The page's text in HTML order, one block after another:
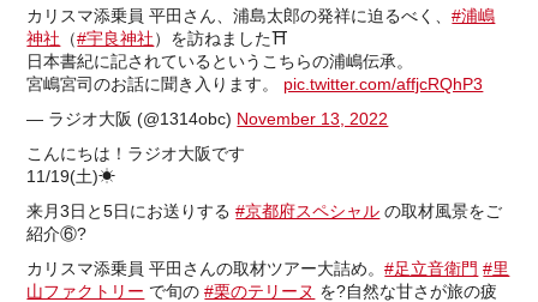
カリスマ添乗員 平田さん、浦島太郎の発祥に迫るべく、#浦嶋
神社 （#宇良神社）を訪ねました⛩️
日本書紀に記されているというこちらの浦嶋伝承。
宮嶋宮司のお話に聞き入ります。 pic.twitter.com/affjcRQhP3
— ラジオ大阪 (@1314obc) November 13, 2022
こんにちは！ラジオ大阪です
11/19(土)☀
来月3日と5日にお送りする#京都府スペシャル の取材風景をご
紹介⑥?
カリスマ添乗員 平田さんの取材ツアー大詰め。#足立音衛門 #里
山ファクトリー で旬の#栗のテリーヌ を?自然な甘さが旅の疲